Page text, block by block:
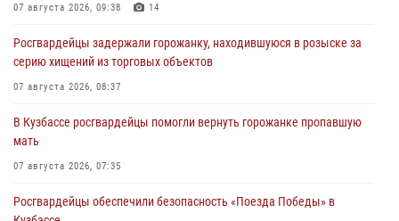
07 августа 2026, 09:38 14
Росгвардейцы задержали горожанку, находившуюся в розыске за
серию хищений из торговых объектов
07 августа 2026, 08:37
В Кузбассе росгвардейцы помогли вернуть горожанке пропавшую
мать
07 августа 2026, 07:35
Росгвардейцы обеспечили безопасность «Поезда Победы» в